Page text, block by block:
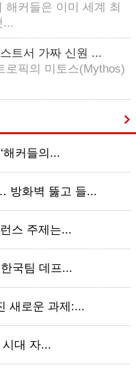
해커들은 이미 세계 최
...
트서 가짜 신원 ...
로픽의 미토스(Mythos)
커들의...
방화벽 뚫고 들...
스 주제는...
국팀 데프...
새로운 과제:...
시대 자...